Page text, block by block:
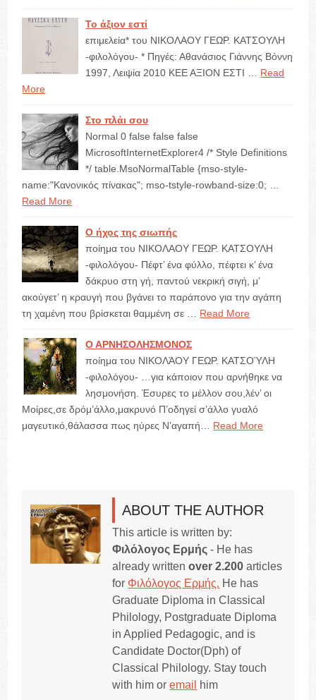
Το άξιον εστί
επιμελεία* του ΝΙΚΟΛΑΟΥ ΓΕΩΡ. ΚΑΤΣΟΥΛΗ
-φιλολόγου- * Πηγές: Αθανάσιος Γιάννης Βόννη
1997, Λειψία 2010 ΚΕΕ ΑΞΙΟΝ ΕΣΤΙ … Read
More
Στο πλάι σου
Normal 0 false false false
MicrosoftInternetExplorer4 /* Style Definitions
*/ table.MsoNormalTable {mso-style-
name:"Κανονικός πίνακας"; mso-tstyle-rowband-size:0; …
Read More
Ο ήχος της σιωπής
ποίημα του ΝΙΚΟΛΑΟΥ ΓΕΩΡ. ΚΑΤΣΟΥΛΗ
-φιλολόγου- Πέφτ’ ένα φύλλο, πέφτει κ’ ένα
δάκρυο στη γή, παντού νεκρική σιγή, μ’
ακούγετ’ η κραυγή που βγάνει το παράπονο για την αγάπη
τη χαμένη που βρίσκεται θαμμένη σε … Read More
Ο ΑΡΝΗΣΟΛΗΣΜΟΝΟΣ
ποίημα του ΝΙΚΟΛΆΟΥ ΓΕΩΡ. ΚΑΤΣΟΎΛΗ
-φιλολόγου- …για κάποιον που αρνήθηκε να
λησμονήση. Έσυρες το μέλλον σου,λέν’ οι
Μοίρες,σε δρόμ’άλλο,μακρυνό Π’οδηγεί σ’άλλο γυαλό
μαγευτικό,θάλασσα πως ηύρες Ν’αγαπή… Read More
ABOUT THE AUTHOR
This article is written by:
Φιλόλογος Ερμής - He has
already writtenover 2.200 articles
for Φιλόλογος Ερμής. He has
Graduate Diploma in Classical
Philology, Postgraduate Diploma
in Applied Pedagogic, and is
Candidate Doctor(Dph) of
Classical Philology. Stay touch
with him oremail him